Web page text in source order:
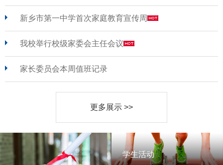
新乡市第一中学首次家庭教育宣传周
我校举行校级家委会主任会议
家长委员会本周值班记录
更多展示 >>
学生活动